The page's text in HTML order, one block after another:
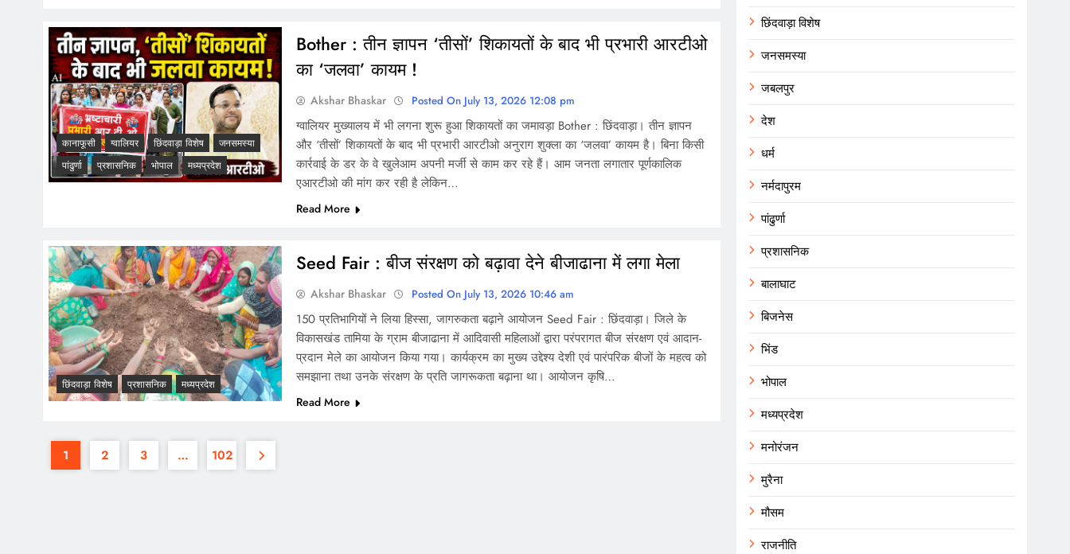
कानाफूसी ग्वालियर छिंदवाड़ा विशेष
जनसमस्या
पांढुर्णा
प्रशासनिक भोपाल मध्यप्रदेश
Bother : तीन ज्ञापन ‘तीसों’ शिकायतों के बाद भी प्रभारी आरटीओ
का ‘जलवा’ कायम !
Akshar Bhaskar Posted On July 13, 2026 12:08 pm
ग्वालियर मुख्यालय में भी लगना शुरू हुआ शिकायतों का जमावड़ा Bother : छिंदवाड़ा। तीन ज्ञापन
और ‘तीसों’ शिकायतों के बाद भी प्रभारी आरटीओ अनुराग शुक्ला का ‘जलवा’ कायम है। बिना किसी
कार्रवाई के डर के वे खुलेआम अपनी मर्जी से काम कर रहे हैं। आम जनता लगातार पूर्णकालिक
एआरटीओ की मांग कर रही है लेकिन…
Read More
छिंदवाड़ा विशेष प्रशासनिक मध्यप्रदेश
Seed Fair : बीज संरक्षण को बढ़ावा देने बीजाढाना में लगा मेला
Akshar Bhaskar Posted On July 13, 2026 10:46 am
150 प्रतिभागियों ने लिया हिस्सा, जागरुकता बढ़ाने आयोजन Seed Fair : छिंदवाड़ा। जिले के
विकासखंड तामिया के ग्राम बीजाढाना में आदिवासी महिलाओं द्वारा परंपरागत बीज संरक्षण एवं आदान-
प्रदान मेले का आयोजन किया गया। कार्यक्रम का मुख्य उद्देश्य देशी एवं पारंपरिक बीजों के महत्व को
समझाना तथा उनके संरक्षण के प्रति जागरूकता बढ़ाना था। आयोजन कृषि…
Read More
1 2 3 … 102
छिंदवाड़ा विशेष
जनसमस्या
जबलपुर
देश
धर्म
नर्मदापुरम
पांढुर्णा
प्रशासनिक
बालाघाट
बिजनेस
भिंड
भोपाल
मध्यप्रदेश
मनोरंजन
मुरैना
मौसम
राजनीति